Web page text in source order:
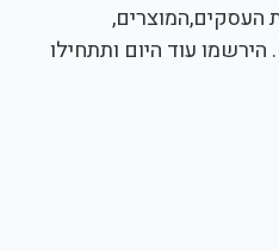
העסקים,המוצרים,
עוד היום ותתחילו